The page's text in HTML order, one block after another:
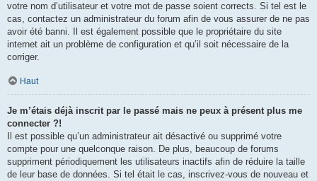
votre nom d’utilisateur et votre mot de passe soient corrects. Si tel est le
cas, contactez un administrateur du forum afin de vous assurer de ne pas
avoir été banni. Il est également possible que le propriétaire du site
internet ait un problème de configuration et qu’il soit nécessaire de la
corriger.
Haut
Je m’étais déjà inscrit par le passé mais ne peux à présent plus me
connecter ?!
Il est possible qu’un administrateur ait désactivé ou supprimé votre
compte pour une quelconque raison. De plus, beaucoup de forums
suppriment périodiquement les utilisateurs inactifs afin de réduire la taille
de leur base de données. Si tel était le cas, inscrivez-vous de nouveau et